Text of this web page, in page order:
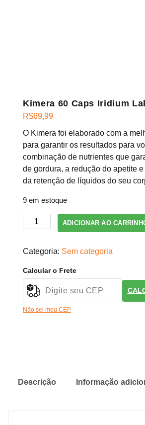
Kimera 60 Caps Iridium
R$69,99
O Kimera foi elaborado com a
para garantir os resultados para
combinação de nutrientes que
de gordura, a redução do apetite
da retenção de líquidos do seu
9 em estoque
Kimera
60
Iridium
Labs
quantidade
ADICIONAR AO
Categoria: Sem categoria
Calcular o Frete
Não sei meu CEP
Descrição Informação